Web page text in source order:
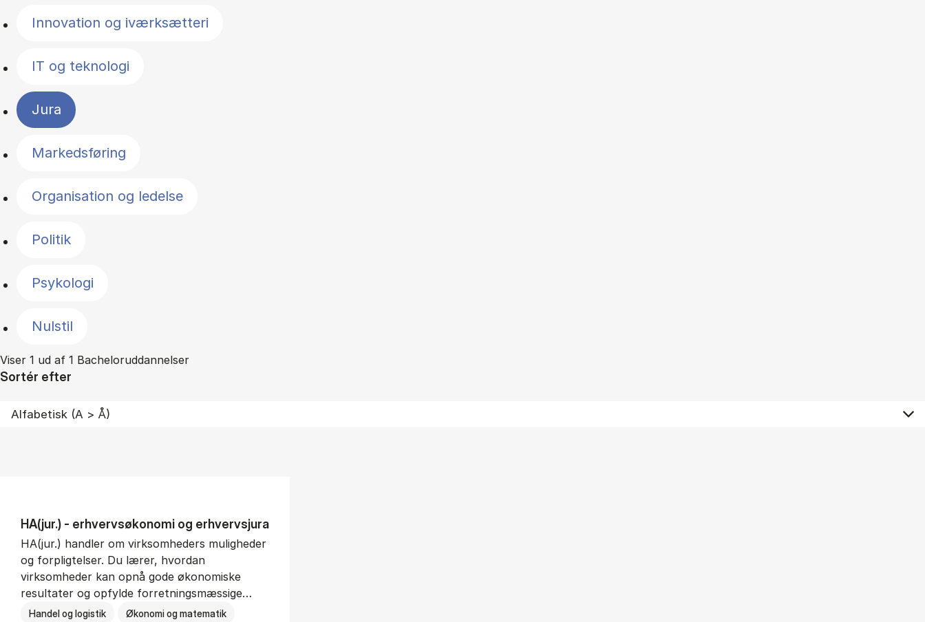
Innovation og iværksætteri
IT og teknologi
Jura
Markedsføring
Organisation og ledelse
Politik
Psykologi
Nulstil
Viser 1 ud af 1 Bacheloruddannelser
Sortér efter
HA(jur.) - erhvervs­økonomi og erhvervs­jura
HA(jur.) handler om virksomheders muligheder
og forpligtelser. Du lærer, hvordan
virksomheder kan opnå gode økonomiske
resultater og opfylde forretningsmæssige…
Handel og logistik Økonomi og matematik